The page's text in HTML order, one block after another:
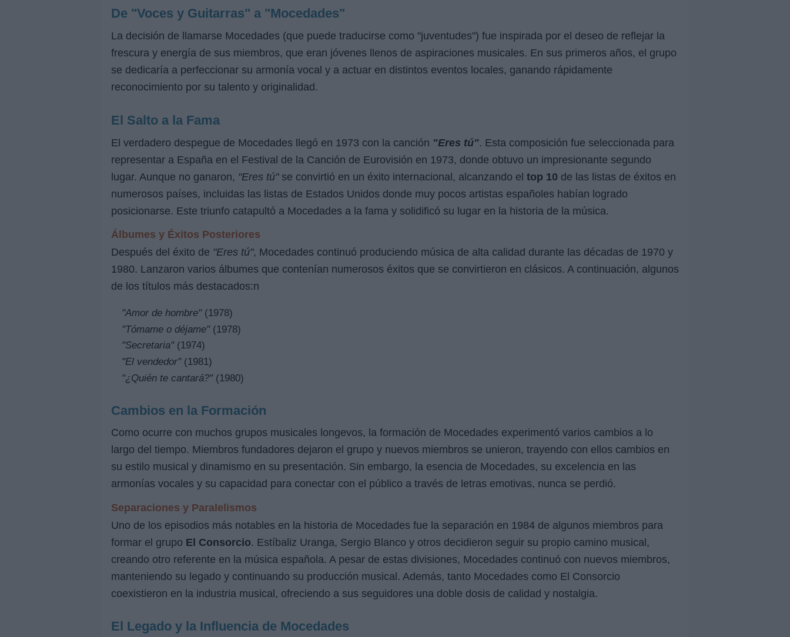
De "Voces y Guitarras" a "Mocedades"
La decisión de llamarse Mocedades (que puede traducirse como "juventudes") fue inspirada por el deseo de reflejar la
frescura y energía de sus miembros, que eran jóvenes llenos de aspiraciones musicales. En sus primeros años, el grupo
se dedicaría a perfeccionar su armonía vocal y a actuar en distintos eventos locales, ganando rápidamente
reconocimiento por su talento y originalidad.
El Salto a la Fama
El verdadero despegue de Mocedades llegó en 1973 con la canción "Eres tú". Esta composición fue seleccionada para
representar a España en el Festival de la Canción de Eurovisión en 1973, donde obtuvo un impresionante segundo
lugar. Aunque no ganaron, "Eres tú"se convirtió en un éxito internacional, alcanzando el top 10 de las listas de éxitos en
numerosos países, incluidas las listas de Estados Unidos donde muy pocos artistas españoles habían logrado
posicionarse. Este triunfo catapultó a Mocedades a la fama y solidificó su lugar en la historia de la música.
Álbumes y Éxitos Posteriores
Después del éxito de "Eres tú", Mocedades continuó produciendo música de alta calidad durante las décadas de 1970 y
1980. Lanzaron varios álbumes que contenían numerosos éxitos que se convirtieron en clásicos. A continuación, algunos
de los títulos más destacados:n
"Amor de hombre"(1978)
"Tómame o déjame"(1978)
"Secretaria"(1974)
"El vendedor"(1981)
"¿Quién te cantará?"(1980)
Cambios en la Formación
Como ocurre con muchos grupos musicales longevos, la formación de Mocedades experimentó varios cambios a lo
largo del tiempo. Miembros fundadores dejaron el grupo y nuevos miembros se unieron, trayendo con ellos cambios en
su estilo musical y dinamismo en su presentación. Sin embargo, la esencia de Mocedades, su excelencia en las
armonías vocales y su capacidad para conectar con el público a través de letras emotivas, nunca se perdió.
Separaciones y Paralelismos
Uno de los episodios más notables en la historia de Mocedades fue la separación en 1984 de algunos miembros para
formar el grupo El Consorcio. Estíbaliz Uranga, Sergio Blanco y otros decidieron seguir su propio camino musical,
creando otro referente en la música española. A pesar de estas divisiones, Mocedades continuó con nuevos miembros,
manteniendo su legado y continuando su producción musical. Además, tanto Mocedades como El Consorcio
coexistieron en la industria musical, ofreciendo a sus seguidores una doble dosis de calidad y nostalgia.
El Legado y la Influencia de Mocedades